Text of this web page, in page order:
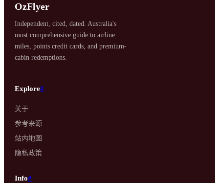
OzFlyer
Independent, cited, dated. Australia's
most comprehensive guide to airline
miles, points credit cards, and premium-
cabin redemptions.
Explore#
关于
参考来源
站内地图
隐私政策
Info#